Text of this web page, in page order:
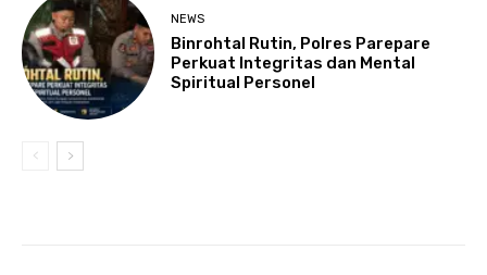
NEWS
Binrohtal Rutin, Polres Parepare
Perkuat Integritas dan Mental
Spiritual Personel